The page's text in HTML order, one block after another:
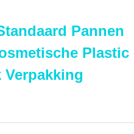
Pannen
Plastic